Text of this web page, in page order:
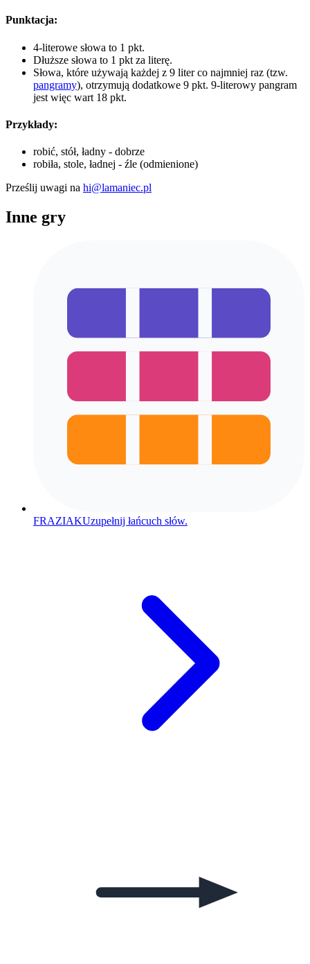
Punktacja:
4-literowe słowa to 1 pkt.
Dłuższe słowa to 1 pkt za literę.
Słowa, które używają każdej z 9 liter co najmniej raz (tzw.
pangramy), otrzymują dodatkowe 9 pkt. 9-literowy pangram
jest więc wart 18 pkt.
Przykłady:
robić, stół, ładny - dobrze
robiła, stole, ładnej - źle (odmienione)
Prześlij uwagi na hi@lamaniec.pl
Inne gry
FRAZIAKUzupełnij łańcuch słów.